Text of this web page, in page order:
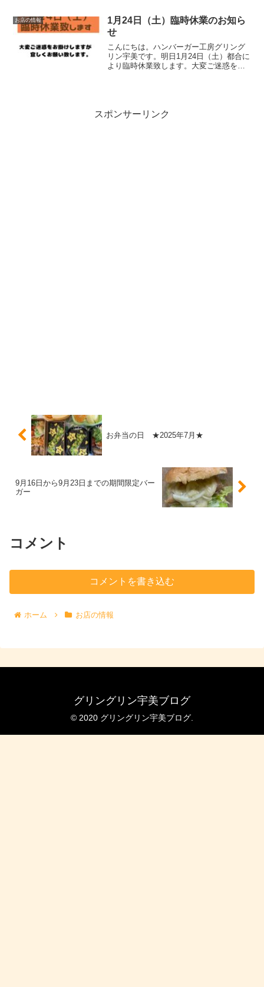
秘伝のデミグラスソースをかけレタスと
バンズで挟んだら美...
お店の情報
1月24日（土）臨時休業のお知ら
せ
こんにちは。ハンバーガー工房グリング
リン宇美です。明日1月24日（土）都合に
より臨時休業致します。大変ご迷惑をお
スポンサーリンク
お弁当の日 ★2025年7月★
9月16日から9月23日までの期間限定バー
ガー
コメント
コメントを書き込む
ホーム お店の情報
グリングリン宇美ブログ
© 2020 グリングリン宇美ブログ.